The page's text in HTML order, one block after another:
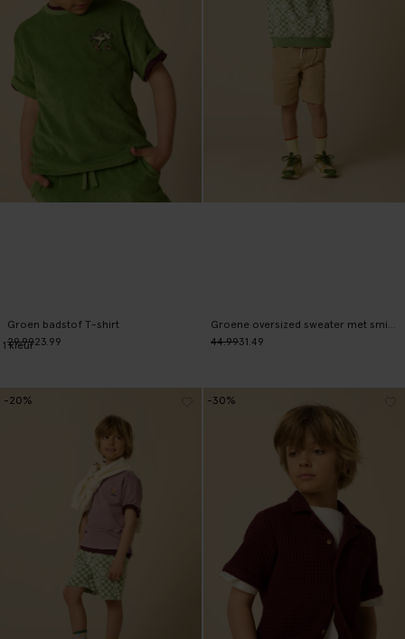
Groen badstof T-shirt
29.9923.99
1kleur
44.9931.49
-20% -30%